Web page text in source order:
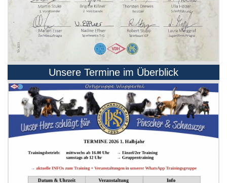
Unsere Termine im Überblick